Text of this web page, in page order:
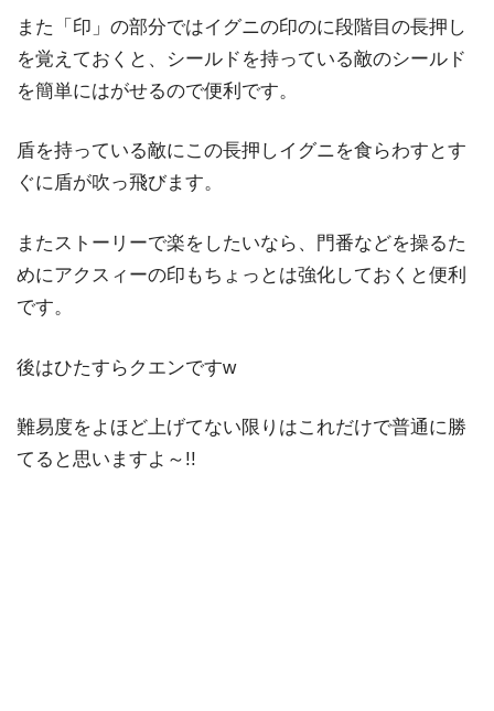
また「印」の部分ではイグニの印のに段階目の長押し
を覚えておくと、シールドを持っている敵のシールド
を簡単にはがせるので便利です。
盾を持っている敵にこの長押しイグニを食らわすとす
ぐに盾が吹っ飛びます。
またストーリーで楽をしたいなら、門番などを操るた
めにアクスィーの印もちょっとは強化しておくと便利
です。
後はひたすらクエンですw
難易度をよほど上げてない限りはこれだけで普通に勝
てると思いますよ～!!